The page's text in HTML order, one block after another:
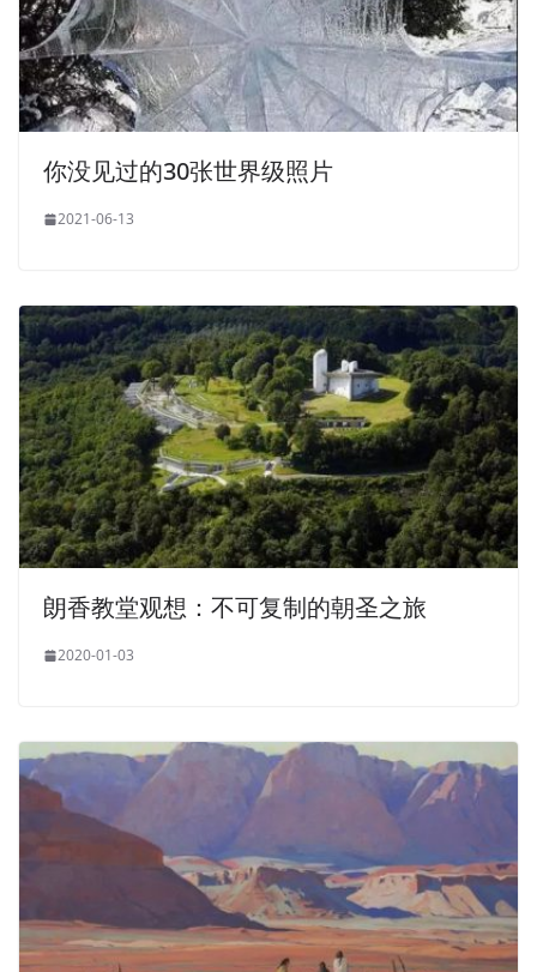
你没见过的30张世界级照片
2021-06-13
朗香教堂观想：不可复制的朝圣之旅
2020-01-03